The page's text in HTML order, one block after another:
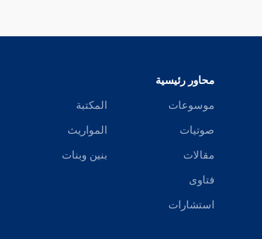
محاور رئيسية
موسوعات
صوتيات
مقالات
فتاوى
استشارات
المكتبة
المواريث
بنين وبنات